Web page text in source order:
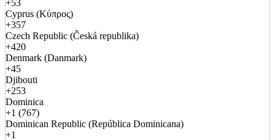
+53
Cyprus (Κύπρος)
+357
Czech Republic (Česká republika)
+420
Denmark (Danmark)
+45
Djibouti
+253
Dominica
+1 (767)
Dominican Republic (República Dominicana)
+1